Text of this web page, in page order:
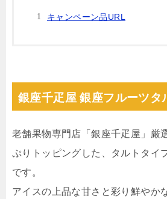
キャンペーン品URL
銀座千疋屋 銀座フルーツタ
老舗果物専門店「銀座千疋屋」厳
ぷりトッピングした、タルトタイ
です。
アイスの上品な甘さと彩り鮮やか